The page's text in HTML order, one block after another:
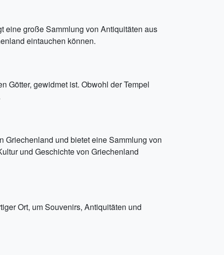
eine große Sammlung von Antiquitäten aus
eintauchen können.
Götter, gewidmet ist. Obwohl der Tempel
Griechenland und bietet eine Sammlung von
und Geschichte von Griechenland
Ort, um Souvenirs, Antiquitäten und